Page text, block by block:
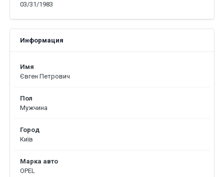
03/31/1983
Информация
Имя
Євген Петрович
Пол
Мужчина
Город
Київ
Марка авто
OPEL